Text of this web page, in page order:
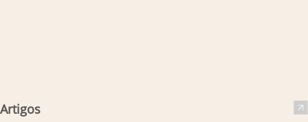
Artigos